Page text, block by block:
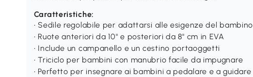
Caratteristiche:
• Sedile regolabile per adattarsi alle esigenze del bambino
• Ruote anteriori da 10" e posteriori da 8" cm in EVA
• Include un campanello e un cestino portaoggetti
• Triciclo per bambini con manubrio facile da impugnare
• Perfetto per insegnare ai bambini a pedalare e a guidare